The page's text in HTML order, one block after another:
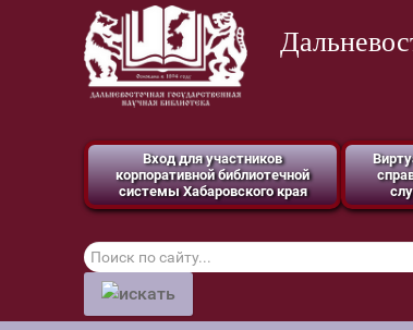
Вход для участников
корпоративной библиотечной
системы Хабаровского края
Поиск
по
сайту